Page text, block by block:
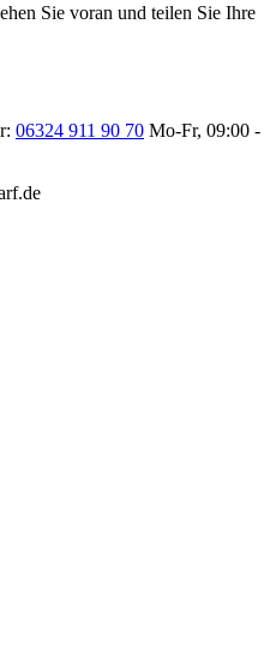
Sie voran und teilen Sie Ihre
06324 911 90 70 Mo-Fr, 09:00 -